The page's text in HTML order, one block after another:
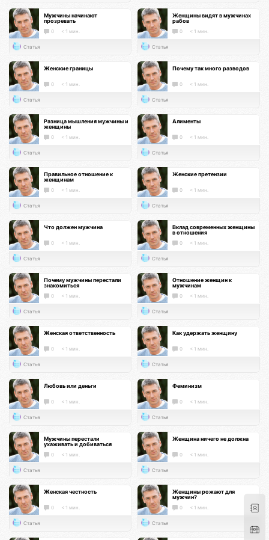
Мужчины начинают
прозревать
0 < 1 мин.
Статья
Женщины видят в мужчинах
рабов
0 < 1 мин.
Статья
Женские границы
0 < 1 мин.
Статья
Почему так много разводов
0 < 1 мин.
Статья
Разница мышления мужчины и
женщины
0 < 1 мин.
Статья
Алименты
0 < 1 мин.
Статья
Правильное отношение к
женщинам
0 < 1 мин.
Статья
Женские претензии
0 < 1 мин.
Статья
Что должен мужчина
0 < 1 мин.
Статья
Вклад современных женщины
в отношения
0 < 1 мин.
Статья
Почему мужчины перестали
знакомиться
0 < 1 мин.
Статья
Отношение женщин к
мужчинам
0 < 1 мин.
Статья
Женская ответственность
0 < 1 мин.
Статья
Как удержать женщину
0 < 1 мин.
Статья
Любовь или деньги
0 < 1 мин.
Статья
Феминизм
0 < 1 мин.
Статья
Мужчины перестали
ухаживать и добиваться
0 < 1 мин.
Статья
Женщина ничего не должна
0 < 1 мин.
Статья
Женская честность
0 < 1 мин.
Статья
Женщины рожают для
мужчин?
0 < 1 мин.
Статья